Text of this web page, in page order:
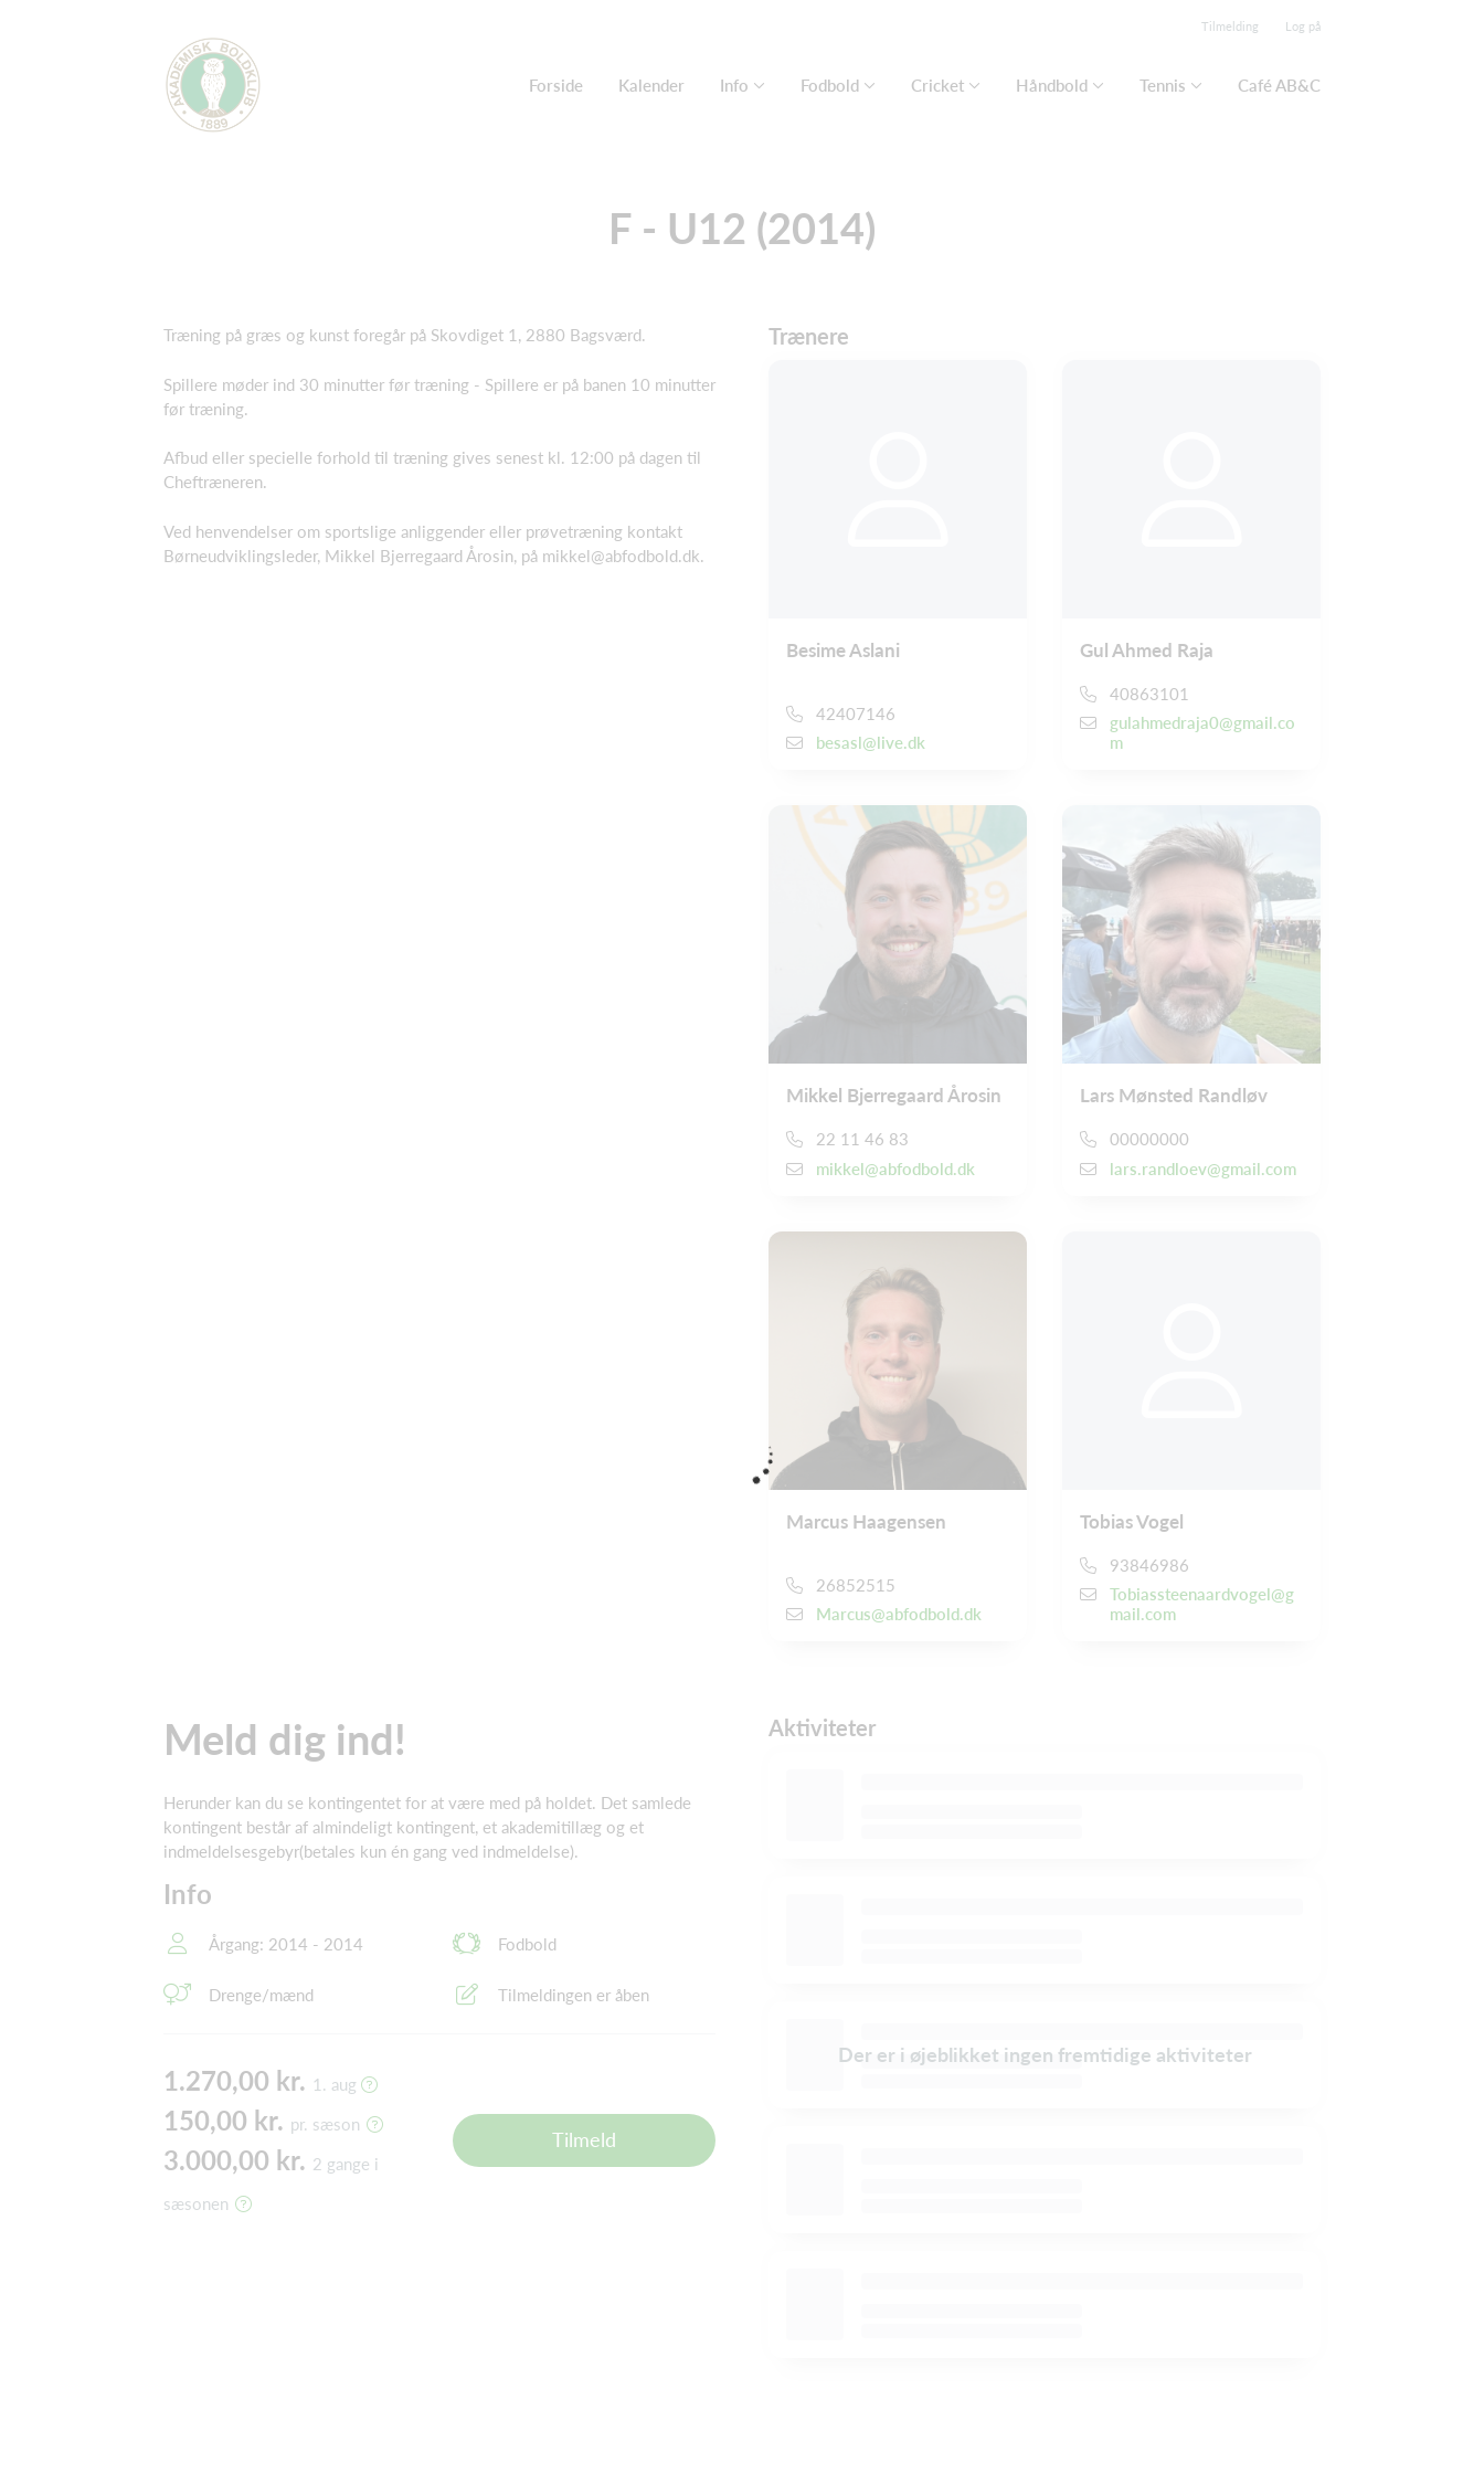
Tilmelding Log på
Forside Kalender Info Fodbold Cricket Håndbold Tennis Café AB&C
F - U12 (2014)
Træning på græs og kunst foregår på Skovdiget 1, 2880 Bagsværd.
Spillere møder ind 30 minutter før træning - Spillere er på banen 10 minutter
før træning.
Afbud eller specielle forhold til træning gives senest kl. 12:00 på dagen til
Cheftræneren.
Ved henvendelser om sportslige anliggender eller prøvetræning kontakt
Børneudviklingsleder, Mikkel Bjerregaard Årosin, på mikkel@abfodbold.dk
Trænere
Besime Aslani
42407146
besasl@live.dk
Gul Ahmed Raja
40863101
gulahmedraja0@gmail.co
m
Mikkel Bjerregaard Årosin
22 11 46 83
mikkel@abfodbold.dk
Lars Mønsted Randløv
00000000
lars.randloev@gmail.com
Marcus Haagensen
26852515
Marcus@abfodbold.dk
Tobias Vogel
93846986
Tobiassteenaardvogel@g
mail.com
Meld dig ind!
Herunder kan du se kontingentet for at være med på holdet. Det samlede
kontingent består af almindeligt kontingent, et akademitillæg og et
indmeldelsesgebyr(betales kun én gang ved indmeldelse).
Info
Årgang: 2014 - 2014 Fodbold
Drenge/mænd Tilmeldingen er åben
1.270,00 kr. 1. aug
150,00 kr. pr. sæson
3.000,00 kr. 2 gange i
sæsonen
Tilmeld
Aktiviteter
Der er i øjeblikket ingen fremtidige aktiviteter